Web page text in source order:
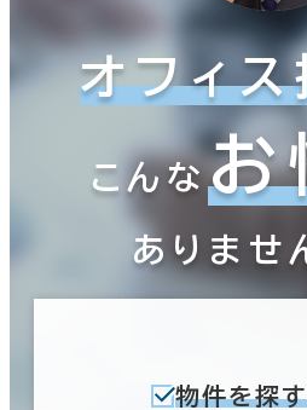
オフィ
こんなお
ありませ
物件を探